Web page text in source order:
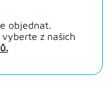
objednat.
z našich